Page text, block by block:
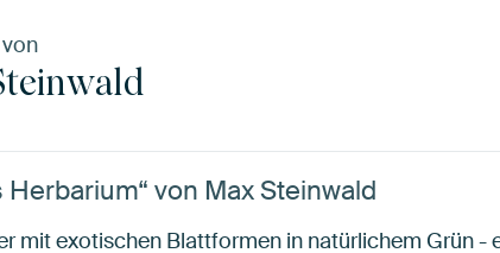
Herbarium“ von Max Steinwald
mit exotischen Blattformen in natürlichem Grün -